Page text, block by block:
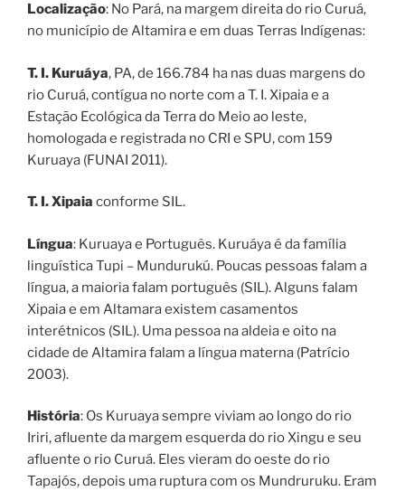
Localização: No Pará, na margem direita do rio Curuá,
no município de Altamira e em duas Terras Indígenas:
T. I. Kuruáya, PA, de 166.784 ha nas duas margens do
rio Curuá, contígua no norte com a T. I. Xipaia e a
Estação Ecológica da Terra do Meio ao leste,
homologada e registrada no CRI e SPU, com 159
Kuruaya (FUNAI 2011).
T. I. Xipaia conforme SIL.
Língua: Kuruaya e Português. Kuruáya é da família
linguística Tupi – Mundurukú. Poucas pessoas falam a
língua, a maioria falam português (SIL). Alguns falam
Xipaia e em Altamara existem casamentos
interétnicos (SIL). Uma pessoa na aldeia e oito na
cidade de Altamira falam a língua materna (Patrício
2003).
História: Os Kuruaya sempre viviam ao longo do rio
Iriri, afluente da margem esquerda do rio Xingu e seu
afluente o rio Curuá. Eles vieram do oeste do rio
Tapajós, depois uma ruptura com os Mundruruku. Eram